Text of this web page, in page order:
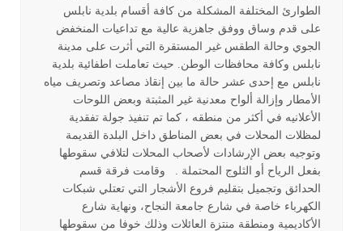
الطوارئ المختلفة المشكلة من كافة أقسام بلدية نابلس
على قدم وساق ووفق جاهزية عالية مع تداعيات المنخفض
الجوي وحالة الطقس غير المستقرة التي أثرت على مدينة
نابلس وكافة محافظات الوطن. حيث تعاملت اطفائية بلدية
نابلس مع إحدى عشر حالة ما بين إنقاذ مصاعد وتصريف مياه
الأمطار وإزالة ألواح معدنية غير المثبتة وبعض اللوحات
الأعلانيه في أكثر من منطقه ، كما تم تنفيذ جولة تفقدية
لمظلات المحلات في بعض المناطق داخل البلدة القديمة
وتوجيه بعض الإرشادات لأصحاب المحلات لتلافي سقوطها
بفعل الرياح أو الثلوج المحتملة . وقامت فرقة قسم
الحدائق وتجميل بتقليم فروع الأشجار التي تعتلي شبكات
الكهرباء خاصة في شارع جامعة النجاح، ونهاية شارع
الأكاديمية ومنطقة منتزة العائلات وذلك خوفا من سقوطها